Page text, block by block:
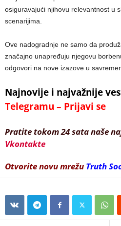
osiguravajući njihovu relevantnost u
scenarijima.
Ove nadogradnje ne samo da
značajno unapređuju njegovu
odgovori na nove izazove u
Najnovije i najvažnije
Telegramu – Prijavi se
Pratite tokom 24 sata naše
Vkontakte
Otvorite novu mrežu Truth